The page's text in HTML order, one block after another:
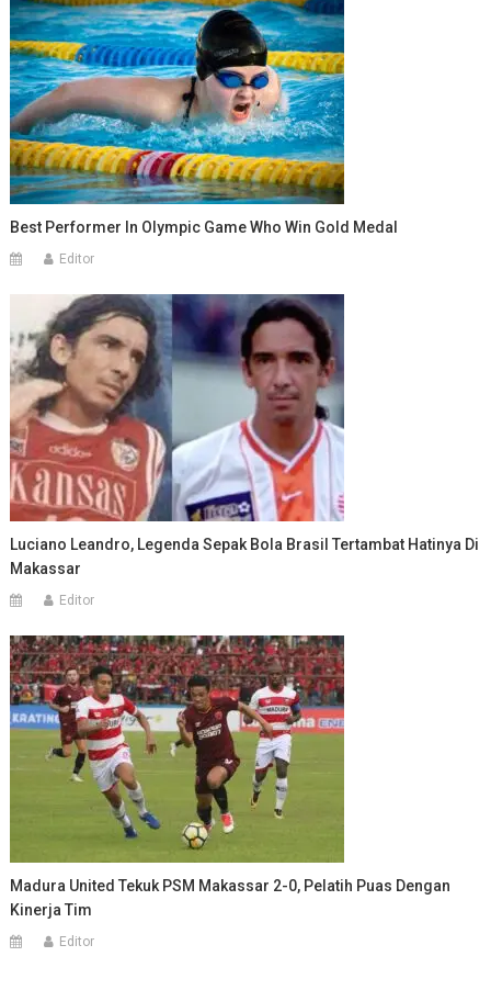
Best Performer In Olympic Game Who Win Gold Medal
Editor
Luciano Leandro, Legenda Sepak Bola Brasil Tertambat Hatinya Di
Makassar
Editor
Madura United Tekuk PSM Makassar 2-0, Pelatih Puas Dengan
Kinerja Tim
Editor